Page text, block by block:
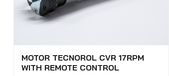
MOTOR TECNOROL A BATERIA
Shipping Time:3 dias úteis